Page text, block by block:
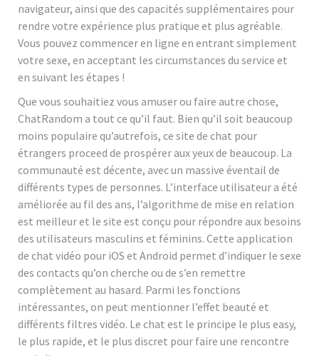
navigateur, ainsi que des capacités supplémentaires pour
rendre votre expérience plus pratique et plus agréable.
Vous pouvez commencer en ligne en entrant simplement
votre sexe, en acceptant les circumstances du service et
en suivant les étapes !
Que vous souhaitiez vous amuser ou faire autre chose,
ChatRandom a tout ce qu’il faut. Bien qu’il soit beaucoup
moins populaire qu’autrefois, ce site de chat pour
étrangers proceed de prospérer aux yeux de beaucoup. La
communauté est décente, avec un massive éventail de
différents types de personnes. L’interface utilisateur a été
améliorée au fil des ans, l’algorithme de mise en relation
est meilleur et le site est conçu pour répondre aux besoins
des utilisateurs masculins et féminins. Cette application
de chat vidéo pour iOS et Android permet d’indiquer le sexe
des contacts qu’on cherche ou de s’en remettre
complètement au hasard. Parmi les fonctions
intéressantes, on peut mentionner l’effet beauté et
différents filtres vidéo. Le chat est le principe le plus easy,
le plus rapide, et le plus discret pour faire une rencontre